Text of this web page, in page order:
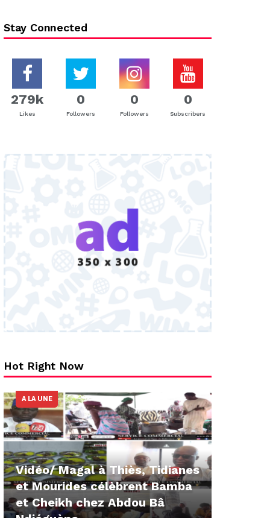
Stay Connected
279k
Likes
0
Followers
0
Followers
0
Subscribers
Hot Right Now
A LA UNE
Vidéo/ Magal à Thiès, Tidianes
et Mourides célèbrent Bamba
et Cheikh chez Abdou Bâ